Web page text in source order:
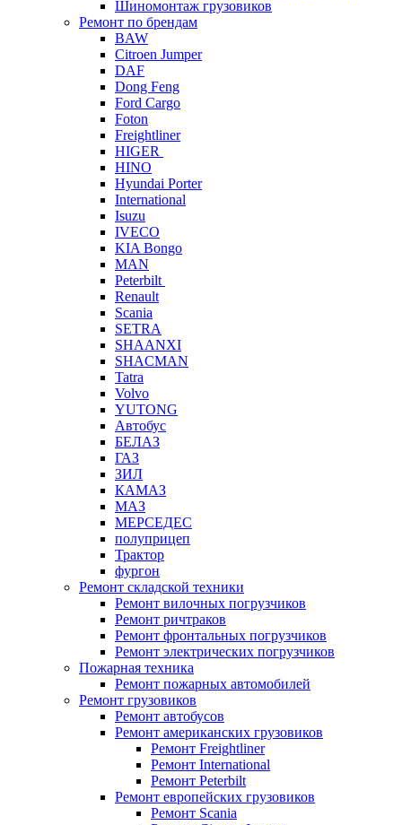
Шиномонтаж грузовиков
Ремонт по брендам
BAW
Citroen Jumper
DAF
Dong Feng
Ford Cargo
Foton
Freightliner
HIGER
HINO
Hyundai Porter
International
Isuzu
IVECO
KIA Bongo
MAN
Peterbilt
Renault
Scania
SETRA
SHAANXI
SHACMAN
Tatra
Volvo
YUTONG
Автобус
БЕЛАЗ
ГАЗ
ЗИЛ
КАМАЗ
МАЗ
МЕРСЕДЕС
полуприцеп
Трактор
фургон
Ремонт складской техники
Ремонт вилочных погрузчиков
Ремонт ричтраков
Ремонт фронтальных погрузчиков
Ремонт электрических погрузчиков
Пожарная техника
Ремонт пожарных автомобилей
Ремонт грузовиков
Ремонт автобусов
Ремонт американских грузовиков
Ремонт Freightliner
Ремонт International
Ремонт Peterbilt
Ремонт европейских грузовиков
Ремонт Scania